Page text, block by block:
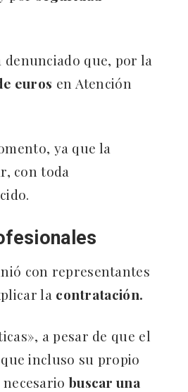
denunciado que, por la
euros en Atención
ya que la
con toda
con representantes
la contratación.
a pesar de que el
incluso su propio
buscar una